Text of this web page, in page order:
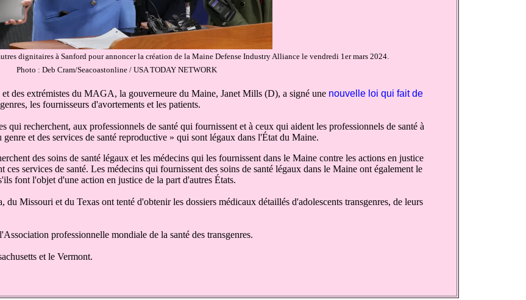
dignitaires à Sanford pour annoncer la création de la Maine Defense Industry Alliance le vendredi 1er mars 2024.
Photo : Deb Cram/Seacoastonline / USA TODAY NETWORK
des extrémistes du MAGA, la gouverneure du Maine, Janet Mills (D), a signé une nouvelle loi qui fait de
les fournisseurs d'avortements et les patients.
recherchent, aux professionnels de santé qui fournissent et à ceux qui aident les professionnels de santé à
et des services de santé reproductive » qui sont légaux dans l'État du Maine.
des soins de santé légaux et les médecins qui les fournissent dans le Maine contre les actions en justice
ces services de santé. Les médecins qui fournissent des soins de santé légaux dans le Maine ont également le
font l'objet d'une action en justice de la part d'autres États.
du Missouri et du Texas ont tenté d'obtenir les dossiers médicaux détaillés d'adolescents transgenres, de leurs
professionnelle mondiale de la santé des transgenres.
et le Vermont.